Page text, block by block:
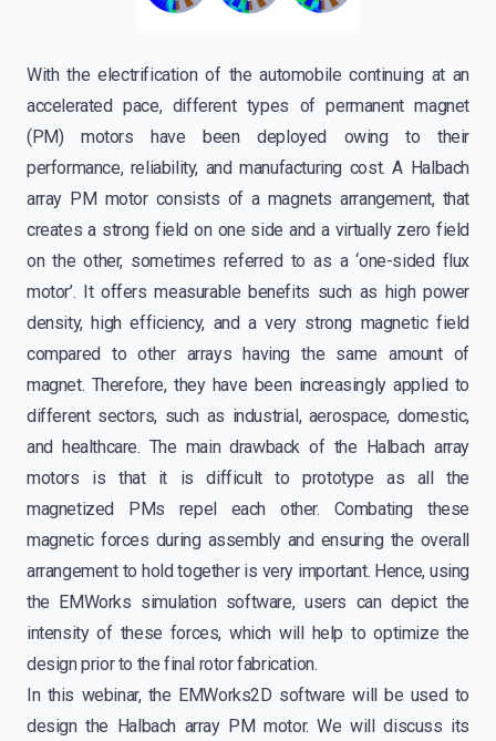
With the electrification of the automobile continuing at an
accelerated pace, different types of permanent magnet
(PM) motors have been deployed owing to their
performance, reliability, and manufacturing cost. A Halbach
array PM motor consists of a magnets arrangement, that
creates a strong field on one side and a virtually zero field
on the other, sometimes referred to as a ‘one-sided flux
motor’. It offers measurable benefits such as high power
density, high efficiency, and a very strong magnetic field
compared to other arrays having the same amount of
magnet. Therefore, they have been increasingly applied to
different sectors, such as industrial, aerospace, domestic,
and healthcare. The main drawback of the Halbach array
motors is that it is difficult to prototype as all the
magnetized PMs repel each other. Combating these
magnetic forces during assembly and ensuring the overall
arrangement to hold together is very important. Hence, using
the EMWorks simulation software, users can depict the
intensity of these forces, which will help to optimize the
design prior to the final rotor fabrication.
In this webinar, the EMWorks2D software will be used to
design the Halbach array PM motor. We will discuss its